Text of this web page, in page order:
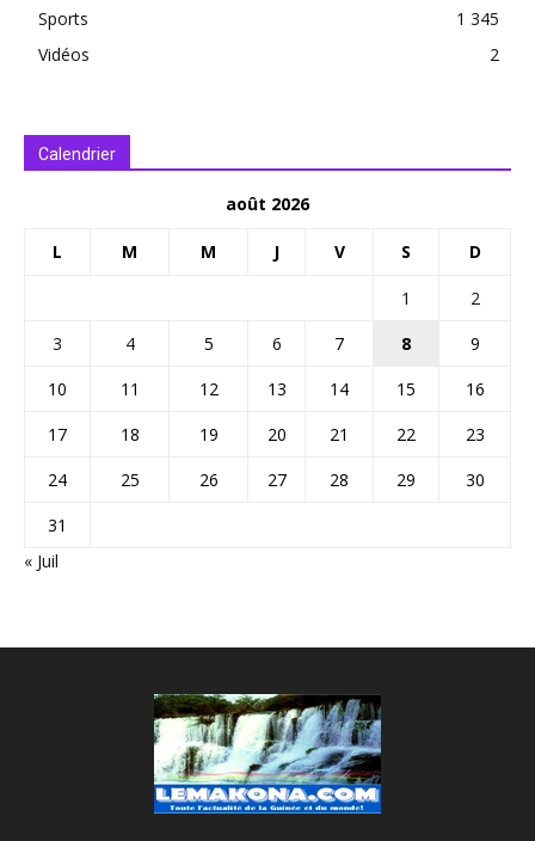
Sports
1 345
Vidéos
2
Calendrier
août 2026
L M M J V S D
1
2
3
4 5 6 7 8
9
10
11 12 13 14 15
16
17
18 19 20 21 22
23
24
25 26 27 28 29
30
31
« Juil